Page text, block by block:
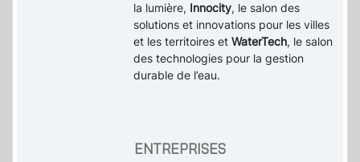
la lumière, Innocity, le salon des
solutions et innovations pour les villes
et les territoires etWaterTech, le salon
des technologies pour la gestion
durable de l’eau.
ENTREPRISES